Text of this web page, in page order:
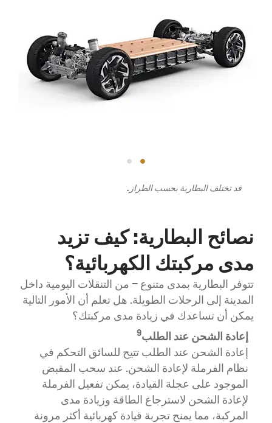
قد تختلف البطارية بحسب الطراز.
نصائح البطارية: كيف تزيد
مدى مركبتك الكهربائية؟
تتوفر البطارية بمدى متنوع – من التنقلات اليومية داخل
المدينة إلى الرحلات الطويلة. هل تعلم أن الأمور التالية
يمكن أن تساعدك في زيادة مدى مركبتك؟
إعادة الشحن عند الطلب9
إعادة الشحن عند الطلب تتيح للسائق التحكم في
نظام الفرملة لإعادة الشحن. عند سحب المقبض
الموجود على عجلة القيادة، يمكن تفعيل الفرملة
لإعادة الشحن لاسترجاع الطاقة وزيادة مدى
المركبة، مما يمنح تجربة قيادة كهربائية أكثر مرونة